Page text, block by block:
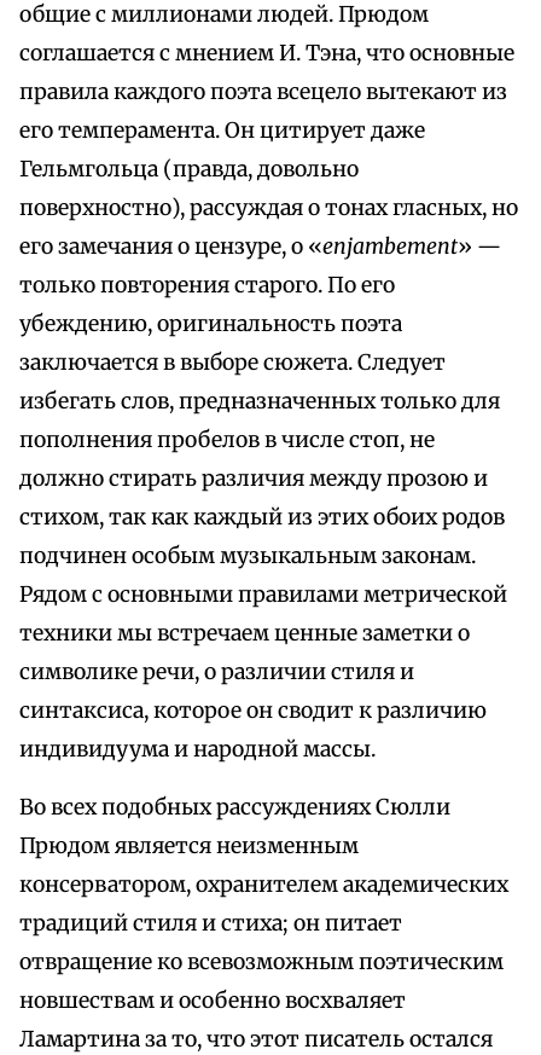
общие с миллионами людей. Прюдом
соглашается с мнением И. Тэна, что основные
правила каждого поэта всецело вытекают из
его темперамента. Он цитирует даже
Гельмгольца (правда, довольно
поверхностно), рассуждая о тонах гласных, но
его замечания о цензуре, о «enjambement» —
только повторения старого. По его
убеждению, оригинальность поэта
заключается в выборе сюжета. Следует
избегать слов, предназначенных только для
пополнения пробелов в числе стоп, не
должно стирать различия между прозою и
стихом, так как каждый из этих обоих родов
подчинен особым музыкальным законам.
Рядом с основными правилами метрической
техники мы встречаем ценные заметки о
символике речи, о различии стиля и
синтаксиса, которое он сводит к различию
индивидуума и народной массы.
Во всех подобных рассуждениях Сюлли
Прюдом является неизменным
консерватором, охранителем академических
традиций стиля и стиха; он питает
отвращение ко всевозможным поэтическим
новшествам и особенно восхваляет
Ламартина за то, что этот писатель остался